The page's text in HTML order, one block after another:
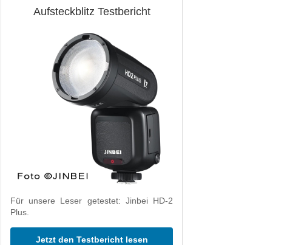
Aufsteckblitz Testbericht
Für unsere Leser getestet: Jinbei HD-2
Plus.
Jetzt den Testbericht lesen